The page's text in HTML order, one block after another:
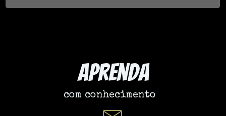
Aprenda
com conhecimento